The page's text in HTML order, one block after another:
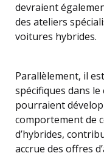
devraient
des ateliers
voitures hybrides.
Parallèlement, il
spécifiques dans
pourraient
comportement de
d’hybrides,
accrue des offres